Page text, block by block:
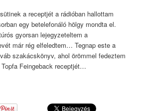
a receptjét a rádióban hallottam
egy betelefonáló hölgy mondta el.
gyorsan lejegyzeteltem a
már rég elfeledtem… Tegnap este a
szakácskönyv, ahol örömmel fedeztem
Feingeback receptjét…